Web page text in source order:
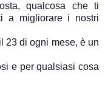
qualcosa che ti
a migliorare i nostri
23 di ogni mese, è un
e per qualsiasi cosa